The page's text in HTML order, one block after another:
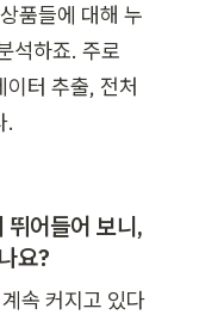
품들에 대해 누
석하죠. 주로
터 추출, 전처
.
뛰어들어 보니,
요?
속 커지고 있다